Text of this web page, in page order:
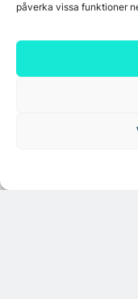
påverka vissa funktioner